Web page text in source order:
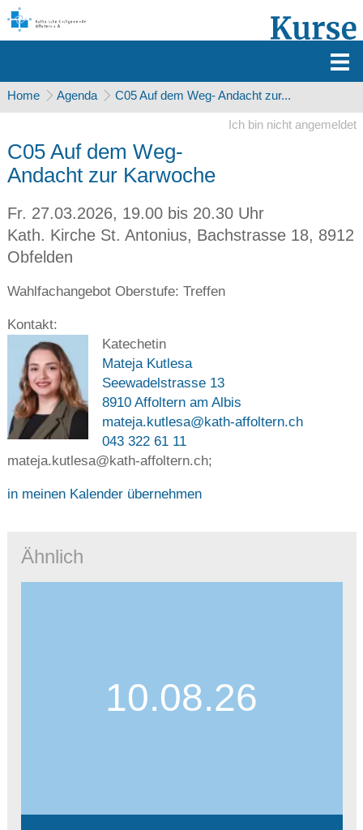
Home Agenda C05 Auf dem Weg- Andacht zur...
Ich bin nicht angemeldet
C05 Auf dem Weg-
Andacht zur Karwoche
Fr. 27.03.2026, 19.00 bis 20.30 Uhr
Kath. Kirche St. Antonius, Bachstrasse 18, 8912
Obfelden
Wahlfachangebot Oberstufe: Treffen
Kontakt:
Katechetin
Mateja Kutlesa
Seewadelstrasse 13
8910 Affoltern am Albis
mateja.kutlesa@kath-affoltern.ch
043 322 61 11
mateja.kutlesa@kath-affoltern.ch;
in meinen Kalender übernehmen
Ähnlich
10.08.26